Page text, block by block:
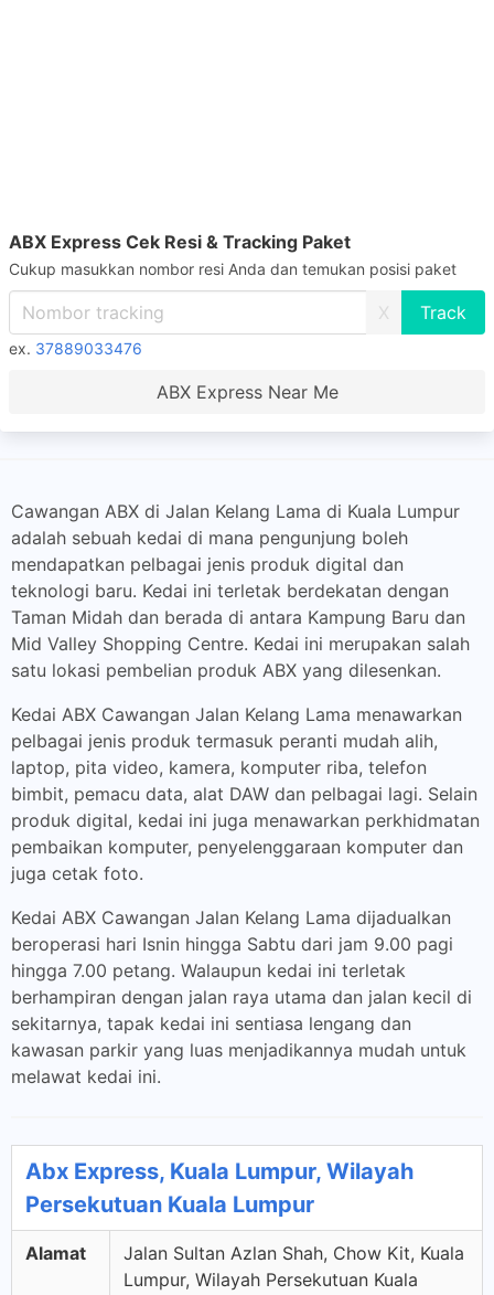
ABX Express Cek Resi & Tracking Paket
Cukup masukkan nombor resi Anda dan temukan posisi paket
X
ex. 37889033476
ABX Express Near Me
Cawangan ABX di Jalan Kelang Lama di Kuala Lumpur
adalah sebuah kedai di mana pengunjung boleh
mendapatkan pelbagai jenis produk digital dan
teknologi baru. Kedai ini terletak berdekatan dengan
Taman Midah dan berada di antara Kampung Baru dan
Mid Valley Shopping Centre. Kedai ini merupakan salah
satu lokasi pembelian produk ABX yang dilesenkan.
Kedai ABX Cawangan Jalan Kelang Lama menawarkan
pelbagai jenis produk termasuk peranti mudah alih,
laptop, pita video, kamera, komputer riba, telefon
bimbit, pemacu data, alat DAW dan pelbagai lagi. Selain
produk digital, kedai ini juga menawarkan perkhidmatan
pembaikan komputer, penyelenggaraan komputer dan
juga cetak foto.
Kedai ABX Cawangan Jalan Kelang Lama dijadualkan
beroperasi hari Isnin hingga Sabtu dari jam 9.00 pagi
hingga 7.00 petang. Walaupun kedai ini terletak
berhampiran dengan jalan raya utama dan jalan kecil di
sekitarnya, tapak kedai ini sentiasa lengang dan
kawasan parkir yang luas menjadikannya mudah untuk
melawat kedai ini.
Abx Express, Kuala Lumpur, Wilayah
Persekutuan Kuala Lumpur
Alamat
Jalan Sultan Azlan Shah, Chow Kit, Kuala
Lumpur, Wilayah Persekutuan Kuala